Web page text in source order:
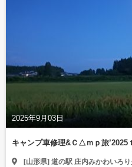
2025年9月03日
キャンプ車修理&Ｃ△ｍｐ旅’2025
[山形県] 道の駅 庄内みかわいろ